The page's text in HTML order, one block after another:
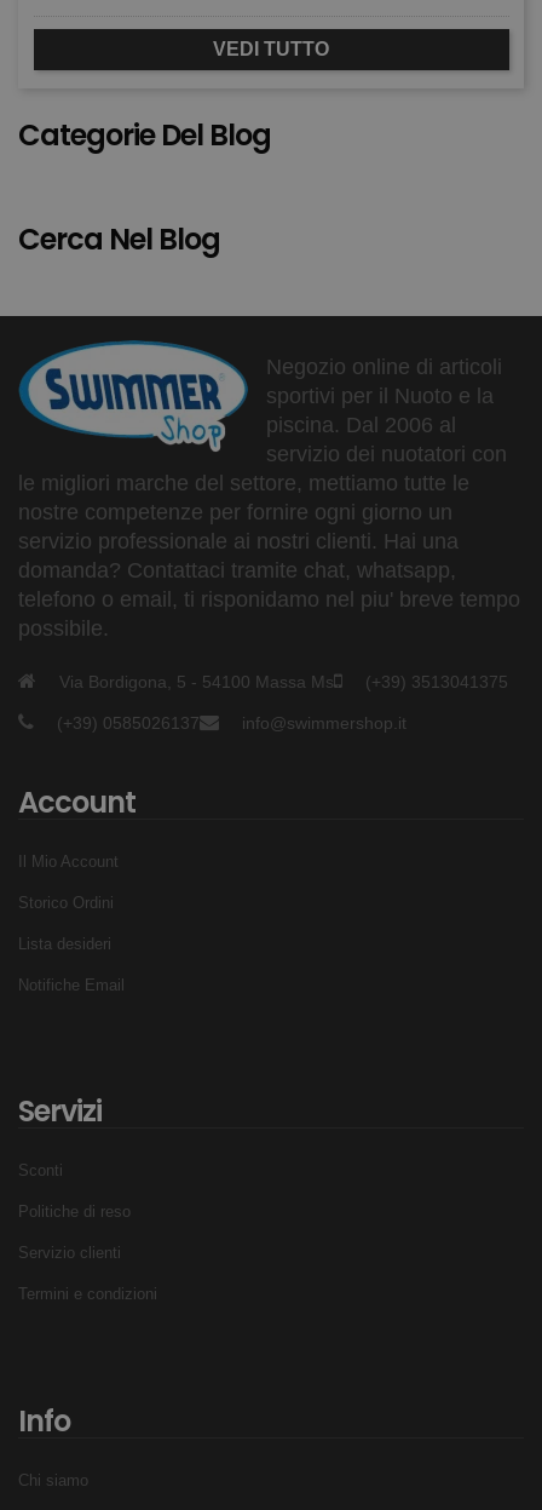
VEDI TUTTO
Categorie Del Blog
Cerca Nel Blog
Negozio online di articoli
sportivi per il Nuoto e la
piscina. Dal 2006 al
servizio dei nuotatori con
le migliori marche del settore, mettiamo tutte le
nostre competenze per fornire ogni giorno un
servizio professionale ai nostri clienti. Hai una
domanda? Contattaci tramite chat, whatsapp,
telefono o email, ti risponidamo nel piu' breve tempo
possibile.
Via Bordigona, 5 - 54100 Massa Ms (+39) 3513041375
(+39) 0585026137 info@swimmershop.it
Account
Il Mio Account
Storico Ordini
Lista desideri
Notifiche Email
Servizi
Sconti
Politiche di reso
Servizio clienti
Termini e condizioni
Info
Chi siamo